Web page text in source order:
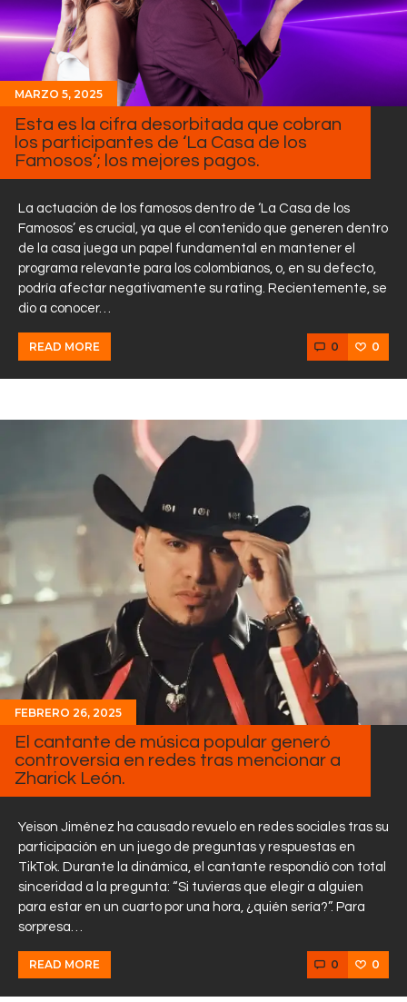
MARZO 5, 2025
Esta es la cifra desorbitada que cobran
los participantes de ‘La Casa de los
Famosos’; los mejores pagos.
La actuación de los famosos dentro de ‘La Casa de los
Famosos’ es crucial, ya que el contenido que generen dentro
de la casa juega un papel fundamental en mantener el
programa relevante para los colombianos, o, en su defecto,
podría afectar negativamente su rating. Recientemente, se
dio a conocer…
READ MORE 0 0
FEBRERO 26, 2025
El cantante de música popular generó
controversia en redes tras mencionar a
Zharick León.
Yeison Jiménez ha causado revuelo en redes sociales tras su
participación en un juego de preguntas y respuestas en
TikTok. Durante la dinámica, el cantante respondió con total
sinceridad a la pregunta: “Si tuvieras que elegir a alguien
para estar en un cuarto por una hora, ¿quién sería?”. Para
sorpresa…
READ MORE 0 0